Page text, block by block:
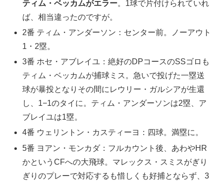
ティム・ベッカムがエラー。1球で片付けられていれ
ば、相当違ったのですが。
2番 ティム・アンダーソン：センター前。ノーアウト
1・2塁。
3番 ホセ・アブレイユ：絶好のDPコースのSSゴロも
ティム・ベッカムが捕球ミス。急いで投げた一塁送
球が暴投となりその間にレウリー・ガルシアが生還
し、1−1のタイに。ティム・アンダーソンは2塁、ア
ブレイユは1塁。
4番 ウェリントン・カスティーヨ：四球。満塁に。
5番 ヨアン・モンカダ：フルカウント後、あわやHR
かというCFへの大飛球。マレックス・スミスがぎり
ぎりのプレーで対応するも惜しくも好捕とならず、3